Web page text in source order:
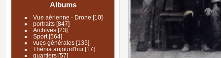
Albums
Vue aérienne - Drone [10]
portraits[847]
Archives [23]
Sport[564]
vues générales[135]
Thénia aujourd'hui [17]
quartiers[57]